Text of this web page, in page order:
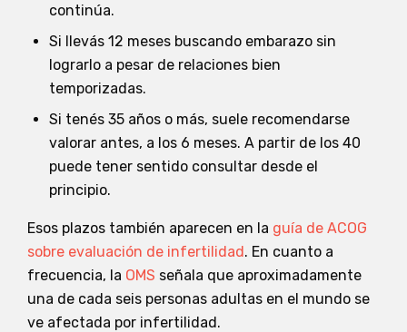
continúa.
Si llevás 12 meses buscando embarazo sin
lograrlo a pesar de relaciones bien
temporizadas.
Si tenés 35 años o más, suele recomendarse
valorar antes, a los 6 meses. A partir de los 40
puede tener sentido consultar desde el
principio.
Esos plazos también aparecen en la guía de ACOG
sobre evaluación de infertilidad. En cuanto a
frecuencia, la OMS señala que aproximadamente
una de cada seis personas adultas en el mundo se
ve afectada por infertilidad.